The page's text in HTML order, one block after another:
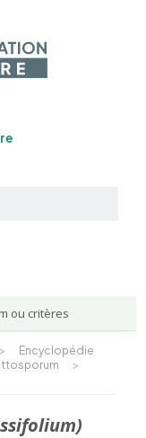
ou critères
>
Encyclopédie
>